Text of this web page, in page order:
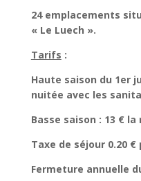
24 emplacements
« Le Luech ».
Tarifs :
Haute saison du 1er
nuitée avec les
Basse saison : 13 € la
Taxe de séjour 0.20
Fermeture annuelle